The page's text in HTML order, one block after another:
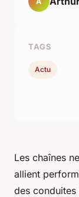
Les chaînes
allient
des conduites
TAGS
Actu